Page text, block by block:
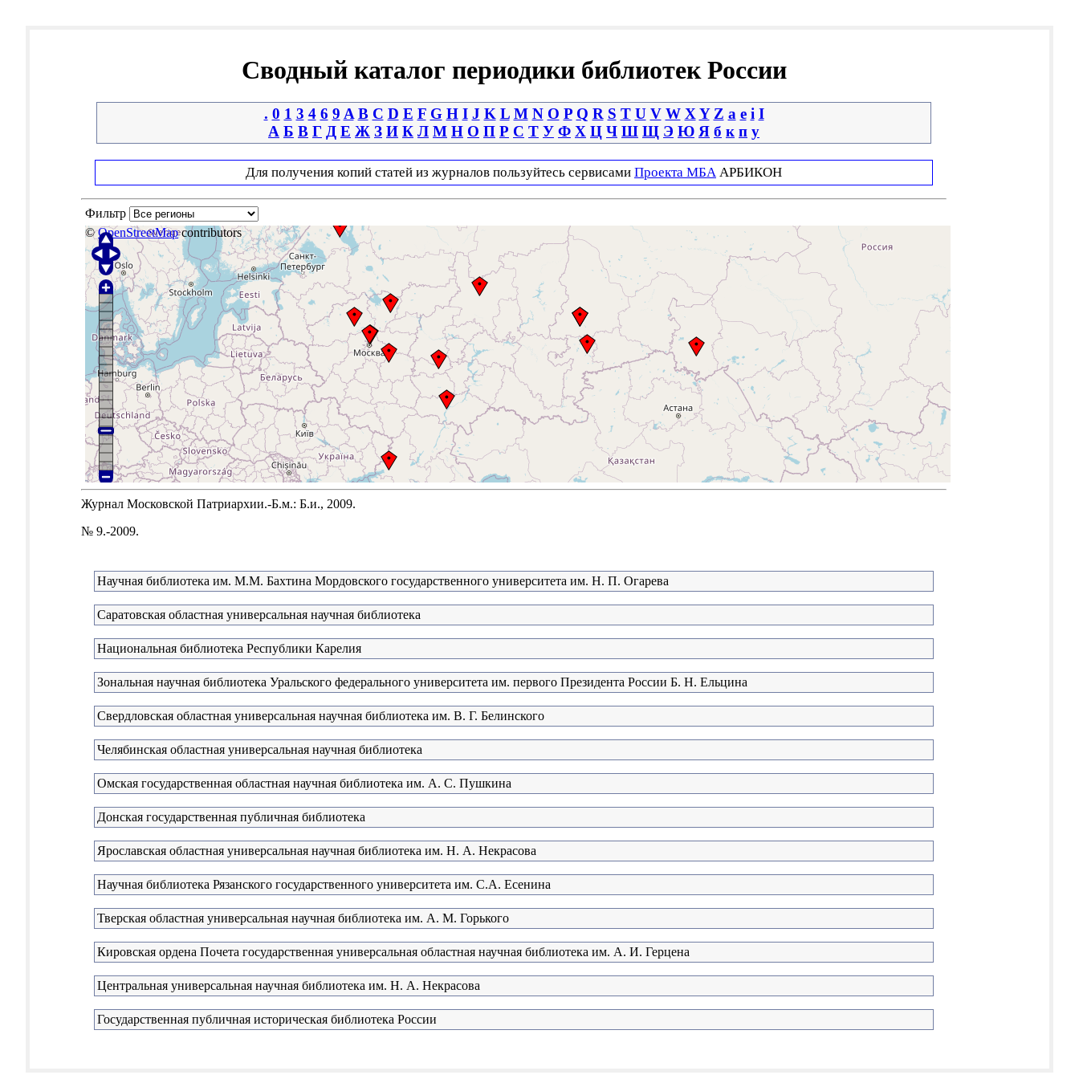
Сводный каталог периодики библиотек России
. 0 1 3 4 6 9 A B C D E F G H I J K L M N O P Q R S T U V W X Y Z a e i І
А Б В Г Д Е Ж З И К Л М Н О П Р С Т У Ф Х Ц Ч Ш Щ Э Ю Я б к п у
Для получения копий статей из журналов пользуйтесь сервисами Проекта МБА АРБИКОН
Фильтр
©OpenStreetMapcontributors
Журнал Московской Патриархии.-Б.м.: Б.и., 2009.
№ 9.-2009.
Научная библиотека им. М.М. Бахтина Мордовского государственного университета им. Н. П. Огарева
Саратовская областная универсальная научная библиотека
Национальная библиотека Республики Карелия
Зональная научная библиотека Уральского федерального университета им. первого Президента России Б. Н. Ельцина
Свердловская областная универсальная научная библиотека им. В. Г. Белинского
Челябинская областная универсальная научная библиотека
Омская государственная областная научная библиотека им. А. С. Пушкина
Донская государственная публичная библиотека
Ярославская областная универсальная научная библиотека им. Н. А. Некрасова
Научная библиотека Рязанского государственного университета им. С.А. Есенина
Тверская областная универсальная научная библиотека им. А. М. Горького
Кировская ордена Почета государственная универсальная областная научная библиотека им. А. И. Герцена
Центральная универсальная научная библиотека им. Н. А. Некрасова
Государственная публичная историческая библиотека России